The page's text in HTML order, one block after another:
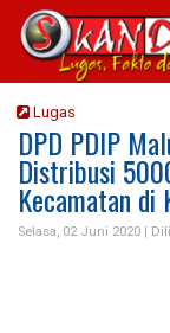
Lugas
DPD PDIP
Distribusi
Kecamatan di
Selasa, 02 Juni 2020 |